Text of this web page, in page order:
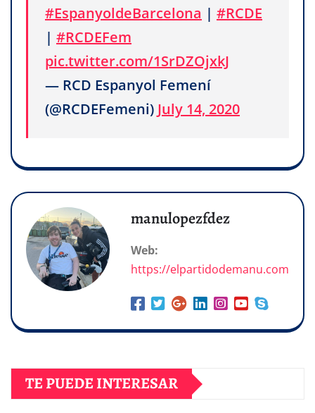
#EspanyoldeBarcelona | #RCDE
| #RCDEFem
pic.twitter.com/1SrDZOjxkJ
— RCD Espanyol Femení
(@RCDEFemeni) July 14, 2020
manulopezfdez
Web:
https://elpartidodemanu.com
TE PUEDE INTERESAR